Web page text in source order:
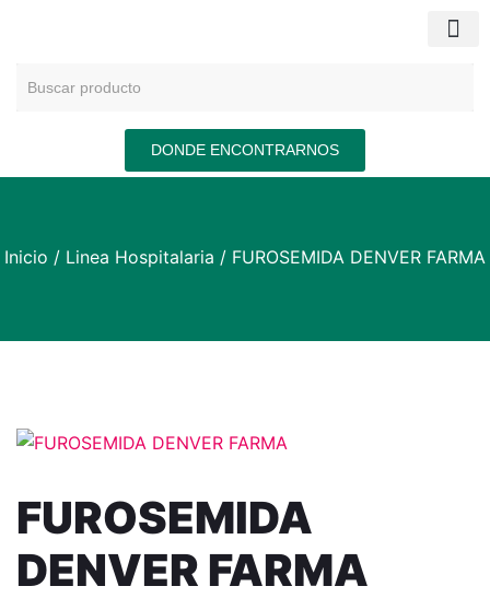
DONDE ENCONTRARNOS
Inicio / Linea Hospitalaria / FUROSEMIDA DENVER FARMA
FUROSEMIDA
DENVER FARMA